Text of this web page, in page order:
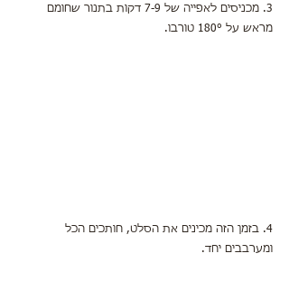
3. מכניסים לאפייה של 7-9 דקות בתנור שחומם
מראש על 180° טורבו.
4. בזמן הזה מכינים את הסלט, חותכים הכל
ומערבבים יחד.